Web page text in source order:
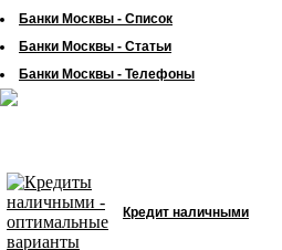
Банки Москвы - Список
Банки Москвы - Статьи
Банки Москвы - Телефоны
Кредит наличными